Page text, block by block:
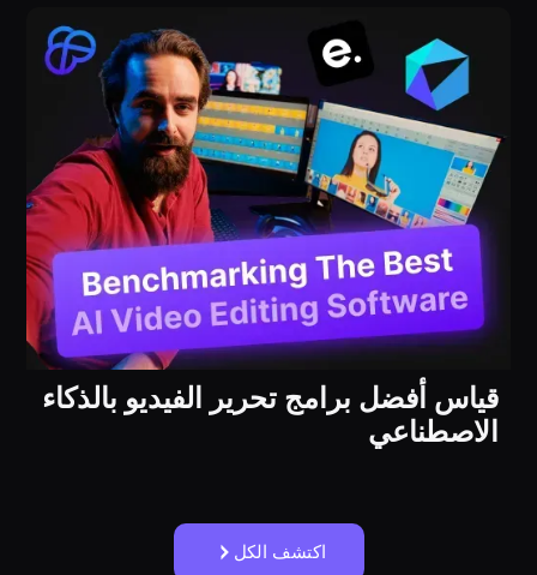
قياس أفضل برامج تحرير الفيديو بالذكاء
الاصطناعي
اكتشف الكل